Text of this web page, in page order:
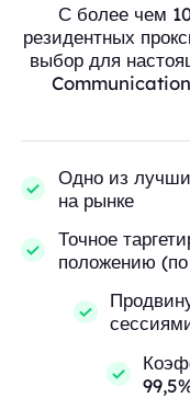
С более чем
резидентных
выбор для
Одно из
на рынке
Точное
положению